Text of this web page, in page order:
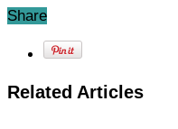
Share
Related Articles